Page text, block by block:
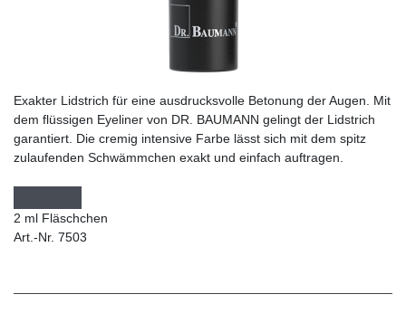
Exakter Lidstrich für eine ausdrucksvolle Betonung der Augen. Mit
dem flüssigen Eyeliner von DR. BAUMANN gelingt der Lidstrich
garantiert. Die cremig intensive Farbe lässt sich mit dem spitz
zulaufenden Schwämmchen exakt und einfach auftragen.
2 ml Fläschchen
Art.-Nr. 7503